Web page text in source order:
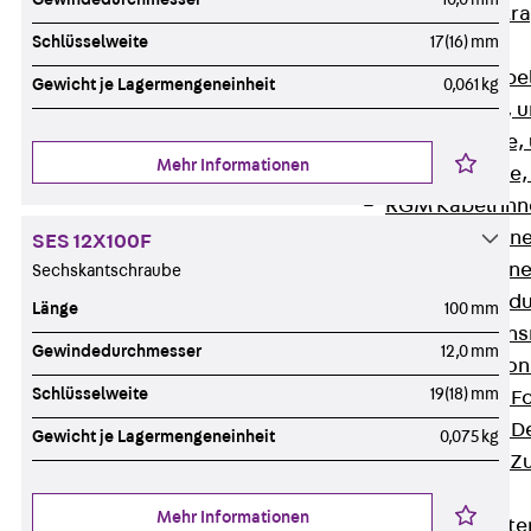
Kabelrinnen
Zurück
R Kabelrinne,
RS
RG
RGM
RGS
RGL
RI
RIS
Kabelrinnen-
Kabelrinnen-
Kabelrinnen-
Gitterbahnen
Zurück
Schlüsselweite 17(16) mm
Gewicht je Lagermengeneinheit 0,061 kg
Mehr Informationen
SES 12X100F
Sechskantschraube
Länge 100 mm
Gewindedurchmesser 12,0 mm
Schlüsselweite 19(18) mm
Gewicht je Lagermengeneinheit 0,075 kg
Mehr Informationen